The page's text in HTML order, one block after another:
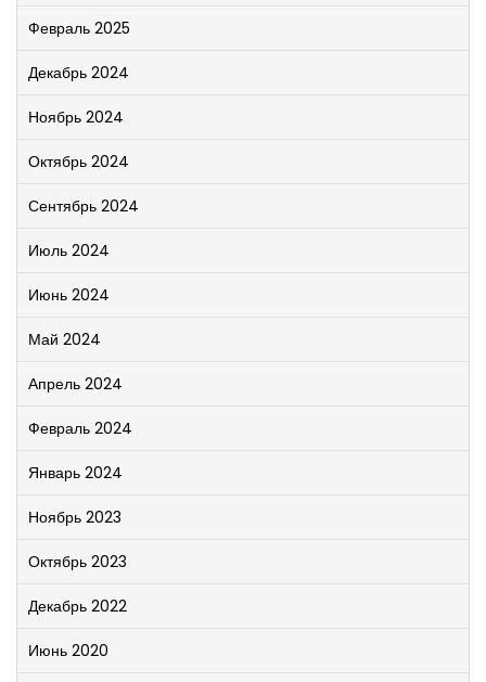
Февраль 2025
Декабрь 2024
Ноябрь 2024
Октябрь 2024
Сентябрь 2024
Июль 2024
Июнь 2024
Май 2024
Апрель 2024
Февраль 2024
Январь 2024
Ноябрь 2023
Октябрь 2023
Декабрь 2022
Июнь 2020